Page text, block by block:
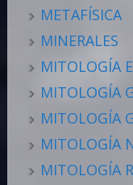
METAFÍSICA
MINERALES
MITOLOGÍA
MITOLOGÍA
MITOLOGÍA
MITOLOGÍA
MITOLOGÍA